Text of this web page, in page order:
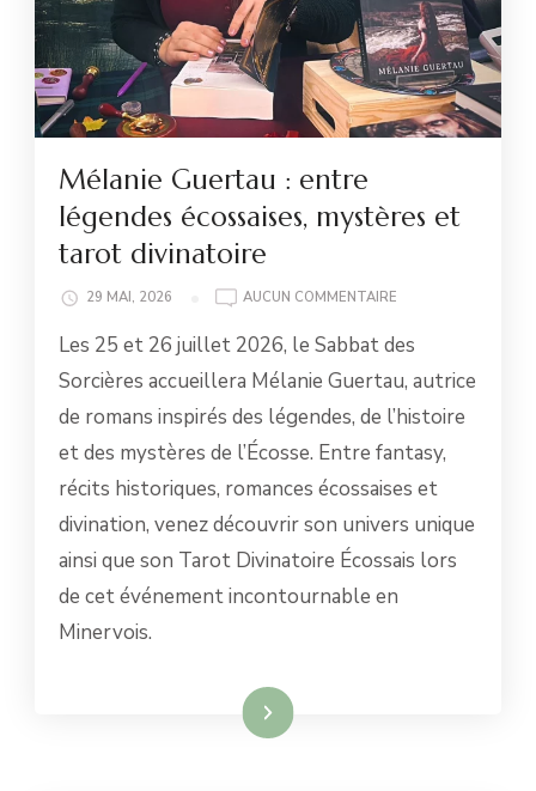
Mélanie Guertau : entre
légendes écossaises, mystères et
tarot divinatoire
29 MAI, 2026 AUCUN COMMENTAIRE
:
LÉGENDES
ÉCOSSAISES,
ET
TAROT
Les 25 et 26 juillet 2026, le Sabbat des
Sorcières accueillera Mélanie Guertau, autrice
de romans inspirés des légendes, de l’histoire
et des mystères de l’Écosse. Entre fantasy,
récits historiques, romances écossaises et
divination, venez découvrir son univers unique
ainsi que son Tarot Divinatoire Écossais lors
de cet événement incontournable en
Minervois.
Lire la suite